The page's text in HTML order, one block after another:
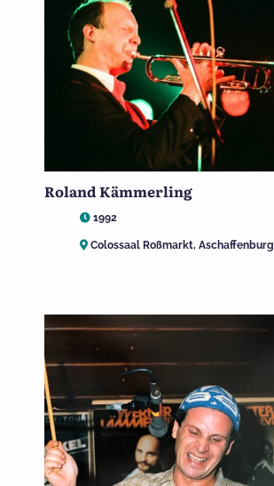
Roland Kämmerling
1992
Colossaal Roßmarkt, Aschaffenburg